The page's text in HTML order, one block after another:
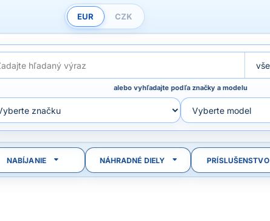
EUR CZK
alebo vyhľadajte podľa značky a modelu
NABÍJANIE NÁHRADNÉ DIELY PRÍSLUŠENSTVO